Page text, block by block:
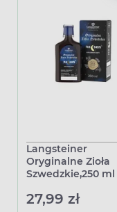
Langsteiner
Oryginalne Zioła
Szwedzkie,250 ml
27,99 zł